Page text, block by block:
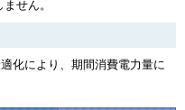
せん。
化により、期間消費電力量に